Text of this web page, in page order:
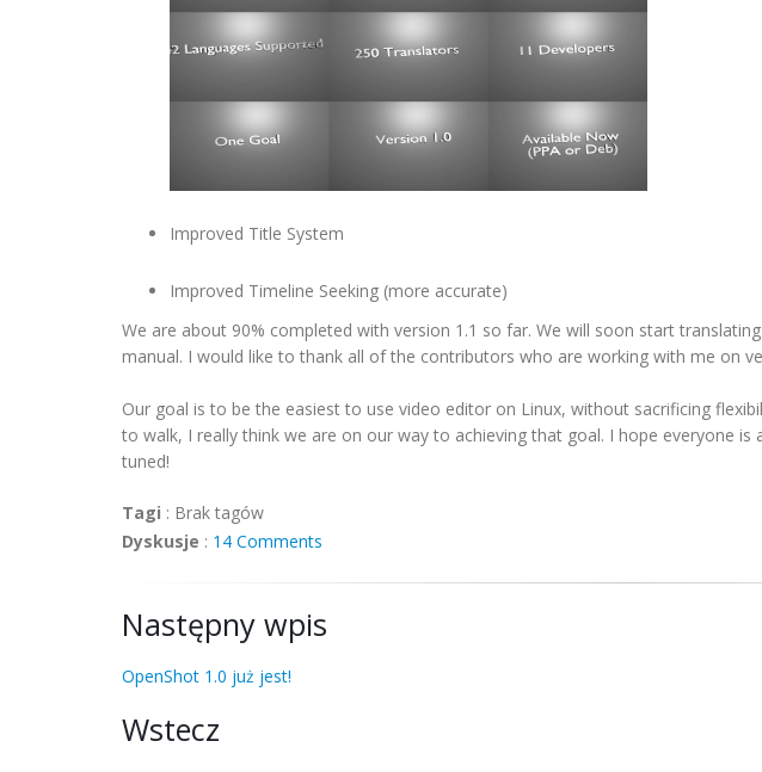
Improved Title System
Improved Timeline Seeking (more accurate)
We are about 90% completed with version 1.1 so far. We will soon start
manual. I would like to thank all of the contributors who are working with me on
Our goal is to be the easiest to use video editor on Linux, without sacrificing
to walk, I really think we are on our way to achieving that goal. I hope everyone
tuned!
Tagi : Brak tagów
Dyskusje : 14 Comments
Następny wpis
OpenShot 1.0 już jest!
Wstecz